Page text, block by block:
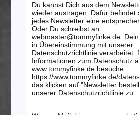
Du kannst Dich aus dem
wieder austragen. Dafür befindet
jedes Newsletter eine
Oder Du schreibst an
webmaster@tommyfinke.de.
in Übereinstimmung mit unserer
Datenschutzrichtlinie verarbeitet.
Informationen zum Datenschutz
www.tommyfinke.de besuche
https://www.tommyfinke.de/
das klicken auf "Newsletter
unserer Datenschutzrichtlinie zu.